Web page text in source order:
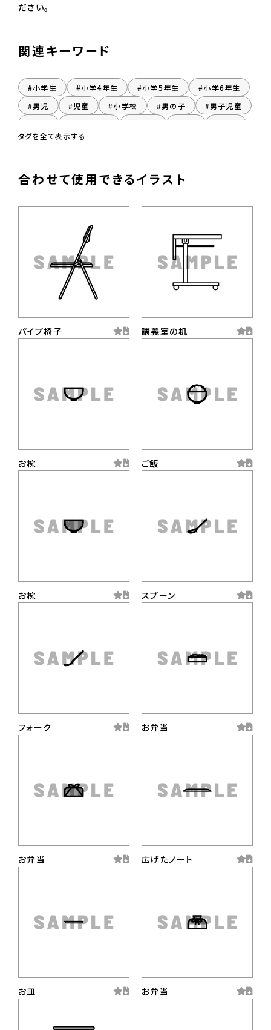
ださい。
関連キーワード
#小学生 #小学4年生 #小学5年生
#小学6年生
#男児
#児童 #小学校 #男の子
#男子児童
#男子
タグを全て表示する
合わせて使用できるイラスト
パイプ椅子 講義室の机
お椀 ご飯
お椀 スプーン
フォーク お弁当
お弁当 広げたノート
お皿 お弁当